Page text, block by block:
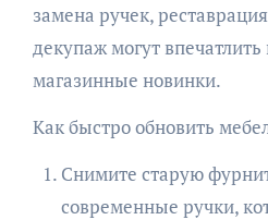
замена ручек,
декупаж могут
магазинные новинки.
Как быстро обновить
Снимите старую
современные ручки,